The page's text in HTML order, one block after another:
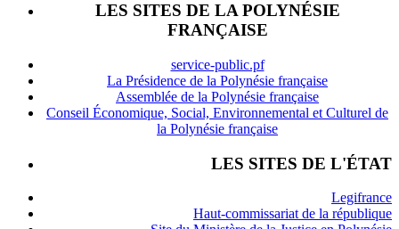
LES SITES DE LA POLYNÉSIE
FRANÇAISE
service-public.pf
La Présidence de la Polynésie française
Assemblée de la Polynésie française
Conseil Économique, Social, Environnemental et Culturel de
la Polynésie française
LES SITES DE L'ÉTAT
Legifrance
Haut-commissariat de la république